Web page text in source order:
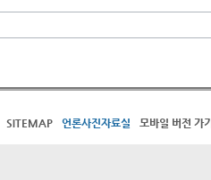
SITEMAP 언론사진자료실 모바일 버전 가기